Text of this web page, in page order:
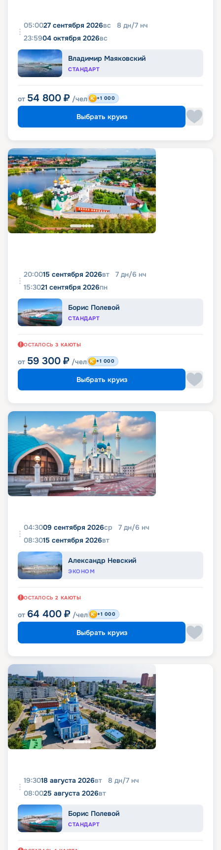
05:0027 сентября 2026вс 8 дн/7 нч
23:5904 октября 2026вс
Владимир Маяковский
СТАНДАРТ
от 54 800 ₽ /чел +1 000
Выбрать круиз
20:0015 сентября 2026вт 7 дн/6 нч
15:3021 сентября 2026пн
Борис Полевой
СТАНДАРТ
ОСТАЛОСЬ 3 КАЮТЫ
от 59 300 ₽ /чел +1 000
Выбрать круиз
04:3009 сентября 2026ср 7 дн/6 нч
08:3015 сентября 2026вт
Александр Невский
ЭКОНОМ
ОСТАЛОСЬ 2 КАЮТЫ
от 64 400 ₽ /чел +1 000
Выбрать круиз
19:3018 августа 2026вт 8 дн/7 нч
08:0025 августа 2026вт
Борис Полевой
СТАНДАРТ